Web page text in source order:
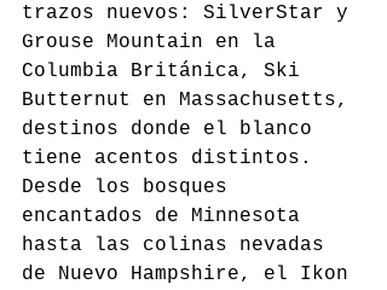
trazos nuevos: SilverStar y
Grouse Mountain en la
Columbia Británica, Ski
Butternut en Massachusetts,
destinos donde el blanco
tiene acentos distintos.
Desde los bosques
encantados de Minnesota
hasta las colinas nevadas
de Nuevo Hampshire, el Ikon